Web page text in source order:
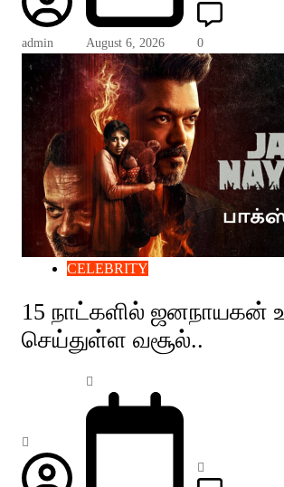
admin August 6, 2026 0
CELEBRITY
15 நாட்களில் ஜனநாயகன்
செய்துள்ள வசூல்..